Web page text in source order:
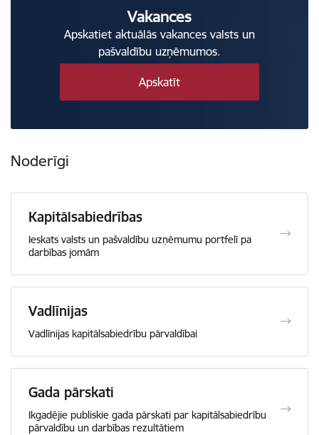
Vakances
Apskatiet aktuālās vakances valsts un
pašvaldību uzņēmumos.
Apskatīt
Noderīgi
Kapitālsabiedrības
Ieskats valsts un pašvaldību uzņēmumu portfelī pa
darbības jomām
Vadlīnijas
Vadlīnijas kapitālsabiedrību pārvaldībai
Gada pārskati
Ikgadējie publiskie gada pārskati par kapitālsabiedrību
pārvaldību un darbības rezultātiem